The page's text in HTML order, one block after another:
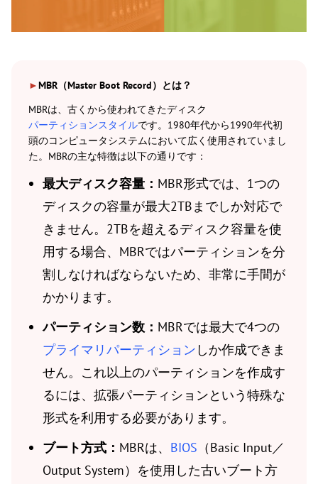
►MBR（Master Boot Record）とは？
MBRは、古くから使われてきたディスク
パーティションスタイルです。1980年代から1990年代初
頭のコンピュータシステムにおいて広く使用されていまし
た。MBRの主な特徴は以下の通りです：
最大ディスク容量： MBR形式では、1つの
ディスクの容量が最大2TBまでしか対応で
きません。2TBを超えるディスク容量を使
用する場合、MBRではパーティションを分
割しなければならないため、非常に手間が
かかります。
パーティション数： MBRでは最大で4つの
プライマリパーティション しか作成できま
せん。これ以上のパーティションを作成す
るには、拡張パーティションという特殊な
形式を利用する必要があります。
ブート方式： MBRは、 BIOS （Basic Input／
Output System）を使用した古いブート方